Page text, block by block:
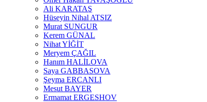
Ali KARATAŞ
Hüseyin Nihal ATSIZ
Murat SUNGUR
Kerem GÜNAL
Nihat YİĞİT
Meryem ÇAĞIL
Hanım HALİLOVA
Saya GABBASOVA
Şeyma ERCANLI
Mesut BAYER
Ermamat ERGESHOV